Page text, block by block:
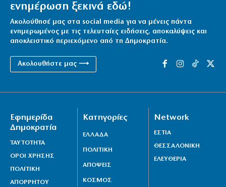
ενημέρωση ξεκινά εδώ!
Ακολούθησέ μας στα social media για να μένεις πάντα
ενημερωμένος με τις τελευταίες ειδήσεις, αποκαλύψεις και
αποκλειστικό περιεχόμενο από τη Δημοκρατία.
Ακολουθήστε μας ⟶
Εφημερίδα
Δημοκρατία
ΤΑΥΤΟΤΗΤΑ
ΟΡΟΙ ΧΡΗΣΗΣ
ΠΟΛΙΤΙΚΗ
ΑΠΟΡΡΗΤΟΥ
Κατηγορίες
ΕΛΛΑΔΑ
ΠΟΛΙΤΙΚΗ
ΑΠΟΨΕΙΣ
ΚΟΣΜΟΣ
Network
ΕΣΤΙΑ
ΘΕΣΣΑΛΟΝΙΚΗ
ΕΛΕΥΘΕΡΙΑ